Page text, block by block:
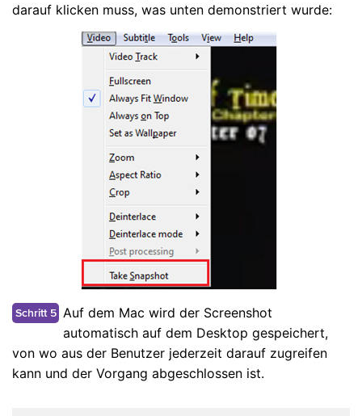
darauf klicken muss, was unten demonstriert wurde:
Schritt 5 Auf dem Mac wird der Screenshot
automatisch auf dem Desktop gespeichert,
von wo aus der Benutzer jederzeit darauf zugreifen
kann und der Vorgang abgeschlossen ist.